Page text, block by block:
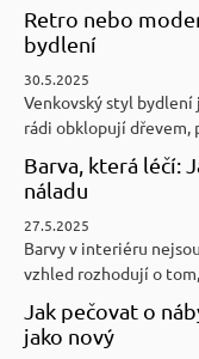
Retro nebo
bydlení
30.5.2025
Venkovský styl bydlení
rádi obklopují dřevem,
Barva, která léčí:
náladu
27.5.2025
Barvy v interiéru
vzhled rozhodují o
Jak pečovat o
jako nový